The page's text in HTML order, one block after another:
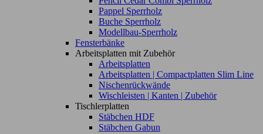
Pappel Sperrholz
Buche Sperrholz
Modellbau-Sperrholz
Fensterbänke
Arbeitsplatten mit Zubehör
Arbeitsplatten
Arbeitsplatten | Compactplatten Slim Line
Nischenrückwände
Wischleisten | Kanten | Zubehör
Tischlerplatten
Stäbchen HDF
Stäbchen Gabun